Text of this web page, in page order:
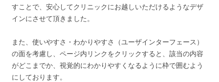
すことで、安心してクリニックにお越しいただけるようなデザ
インにさせて頂きました。
また、使いやすさ・わかりやすさ（ユーザインターフェース）
の面を考慮し、ページ内リンクをクリックすると、該当の内容
がどこまでか、視覚的にわかりやすくなるように枠で囲むよう
にしております。